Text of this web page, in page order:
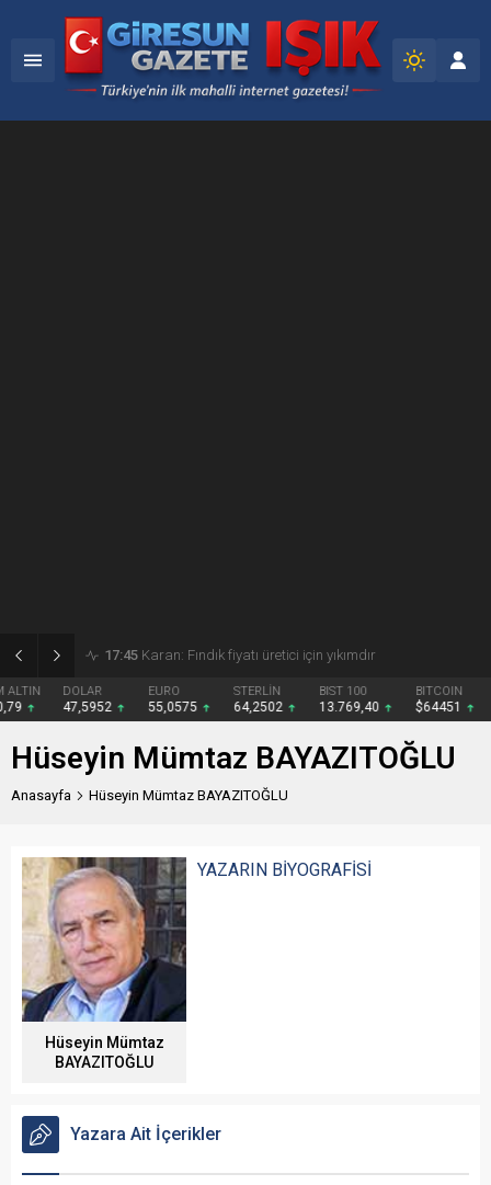
17:31 TMO fındık fiyatını 255 lira olarak açıkladı
DOLAR
47,5952
EURO
55,0575 64,2502
BIST 100
13.769,40
BITCOIN
$64451
Hüseyin Mümtaz BAYAZITOĞLU
Anasayfa Hüseyin Mümtaz BAYAZITOĞLU
Hüseyin Mümtaz
BAYAZITOĞLU
YAZARIN BİYOGRAFİSİ
Yazara Ait İçerikler